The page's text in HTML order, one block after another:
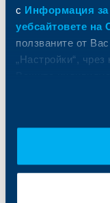
с Информация за
уебсайтовете на
ползваните от
„Настройки“,
За ОББ
Кои сме ние
Европейско
Други документи